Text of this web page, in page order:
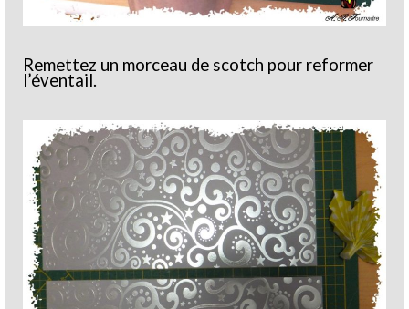
Remettez un morceau de scotch pour reformer
l’éventail.